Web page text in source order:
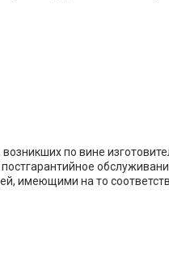
по вине
имеющими на то